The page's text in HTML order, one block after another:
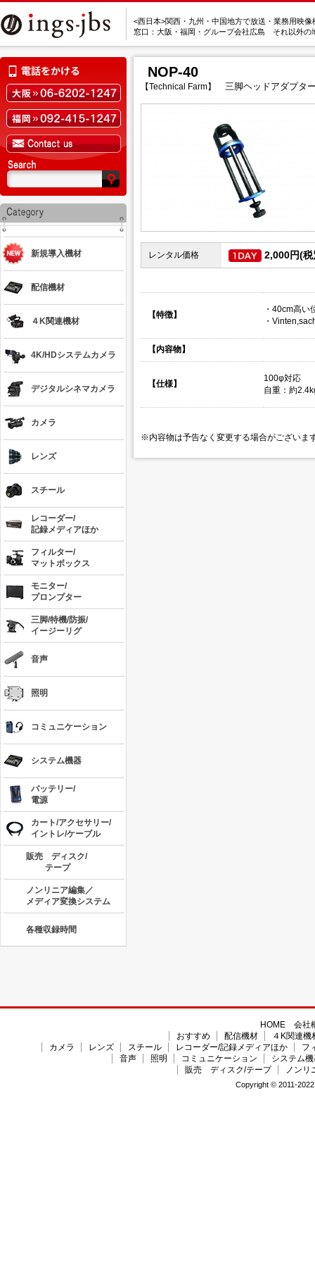
<西日本>関西・九州・中国地方で放送・業務用映
窓口：大阪・福岡・グループ会社広島 それ以外の
新規導入機材
配信機材
４K関連機材
4K/HDシステムカメラ
デジタルシネマカメラ
カメラ
レンズ
スチール
レコーダー/
記録メディアほか
フィルター/
マットボックス
モニター/
プロンプター
三脚/特機/防振/
イージーリグ
音声
照明
コミュニケーション
システム機器
バッテリー/
電源
カート/アクセサリー/
イントレ/ケーブル
販売 ディスク/
テープ
ノンリニア編集／
メディア変換システム
各種収録時間
NOP-40
【Technical Farm】 三脚ヘッドアダプタ
レンタル価格 2,000円(税
【特徴】
・ 40cm高い
・
【内容物】
【仕様】
100φ対応
自重：約
※内容物は予告なく変更する場合がございま
HOME
会社
おすすめ
配信機材
４K関連機
カメラ
レンズ スチール レコーダー/記録メディアほか
フ
音声
照明 コミュニケーション
システム
販売 ディスク/テープ
ノンリ
Copyright © 2011-